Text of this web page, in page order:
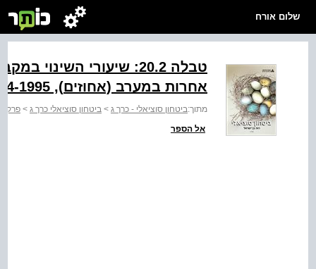
שלום אורח
טבלה ‭:20.2‬ שיעורי
אחרות במערב (אחוזים‭1995 ,(‬
מתוך:ביטחון סוציאלי - כרך ג > ביטחון סוציאלי כרך ג > פרק
אל הספר